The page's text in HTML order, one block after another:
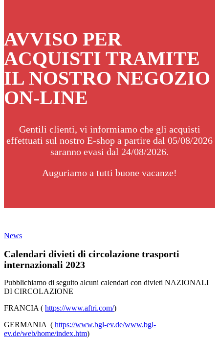
AVVISO PER
ACQUISTI TRAMITE
IL NOSTRO NEGOZIO
ON-LINE
Gentili clienti, vi informiamo che gli acquisti
effettuati sul nostro E-shop a partire dal 05/08/2026
saranno evasi dal 24/08/2026.
Auguriamo a tutti buone vacanze!
News
Calendari divieti di circolazione trasporti
internazionali 2023
Pubblichiamo di seguito alcuni calendari con divieti NAZIONALI
DI CIRCOLAZIONE
FRANCIA ( https://www.aftri.com/)
GERMANIA ( https://www.bgl-ev.de/www.bgl-
ev.de/web/home/index.htm)